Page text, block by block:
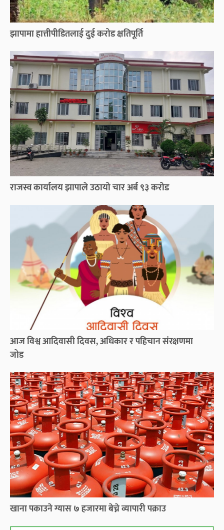
झापामा हात्तीपीडितलाई दुई करोड क्षतिपूर्ति
राजस्व कार्यालय झापाले उठायो चार अर्ब ९३ करोड
आज विश्व आदिवासी दिवस, अधिकार र पहिचान संरक्षणमा
जोड
खाना पकाउने ग्यास ७ हजारमा बेच्ने व्यापारी पक्राउ